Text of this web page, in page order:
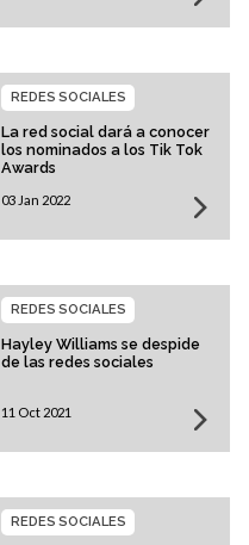
La red social dará a conocer
los nominados a los Tik Tok
Awards
REDES SOCIALES
03 Jan 2022
Hayley Williams se despide
de las redes sociales
REDES SOCIALES
11 Oct 2021
REDES SOCIALES